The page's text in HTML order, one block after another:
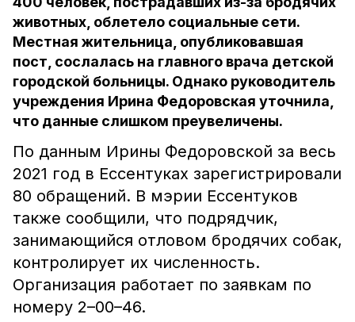
животных, облетело социальные сети.
Местная жительница, опубликовавшая
пост, сослалась на главного врача детской
городской больницы. Однако руководитель
учреждения Ирина Федоровская уточнила,
что данные слишком преувеличены.
По данным Ирины Федоровской за весь
2021 год в Ессентуках зарегистрировали
80 обращений. В мэрии Ессентуков
также сообщили, что подрядчик,
занимающийся отловом бродячих собак,
контролирует их численность.
Организация работает по заявкам по
номеру 2–00–46.